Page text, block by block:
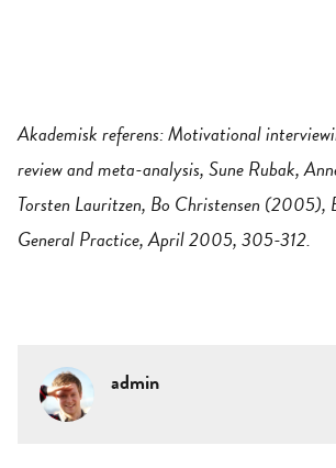
Akademisk referens: Motivational
review and meta-analysis, Sune Rubak,
Torsten Lauritzen, Bo Christensen (2005),
General Practice, April 2005, 305-312.
admin